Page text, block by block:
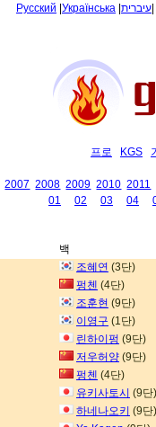
Русский Українська עיברית
프로 KGS
2007 2008 2009 2010 2011
01
02 03 04
백
조혜연 (3단)
펑첸 (4단)
조훈현 (9단)
이영구 (1단)
린하이펑 (9단)
저우허양 (9단)
펑첸 (4단)
유키사토시 (9단)
하네나오키 (9단)